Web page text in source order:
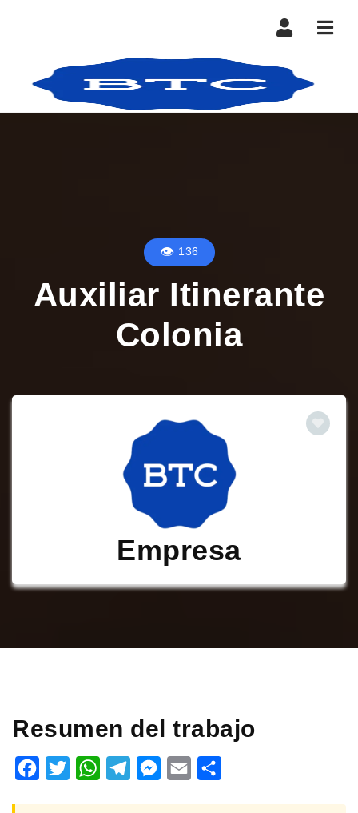
136
Auxiliar Itinerante
Colonia
Empresa
Resumen del trabajo
Facebook
TwitterWhatsAppTelegramMessenger
Email